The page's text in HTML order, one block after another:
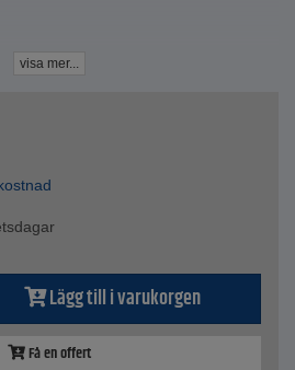
visa mer...
Lägg till i varukorgen
Få en offert